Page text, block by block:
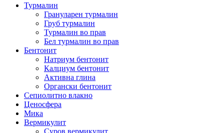
Турмалин
Грануларен турмалин
Груб турмалин
Турмалин во прав
Бел турмалин во прав
Бентонит
Натриум бентонит
Калциум бентонит
Активна глина
Органски бентонит
Сепиолитно влакно
Ценосфера
Мика
Вермикулит
Суров вермикулит